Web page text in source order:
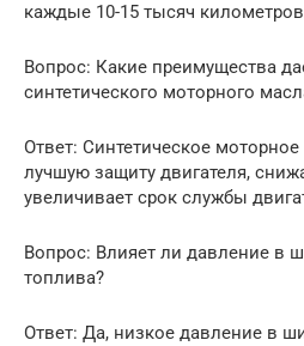
каждые 10-15 тысяч
Вопрос: Какие преимущества
синтетического моторного
Ответ: Синтетическое
лучшую защиту двигателя,
увеличивает срок службы
Вопрос: Влияет ли давление в
топлива?
Ответ: Да, низкое давление в